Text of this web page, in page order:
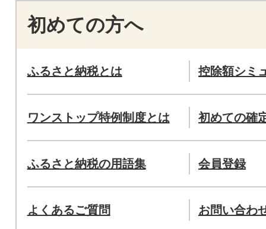
初めての方へ
ふるさと納税とは 控除額シミ
ワンストップ特例制度とは 初めての確
ふるさと納税の用語集 会員登録
よくあるご質問 お問い合わ